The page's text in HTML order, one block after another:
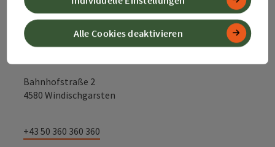
Alpenland Tourismus GmbH
Bahnhofstraße 2
4580 Windischgarsten
+43 50 360 360 360
Alle Cookies deaktivieren